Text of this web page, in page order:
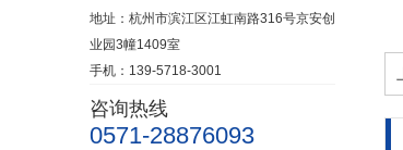
地址：杭州市滨江区江虹南路316号京安创
业园3幢1409室
手机：139-5718-3001
咨询热线
0571-28876093